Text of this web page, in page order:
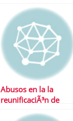
Abusos en la la
reunificaciÃ³n de